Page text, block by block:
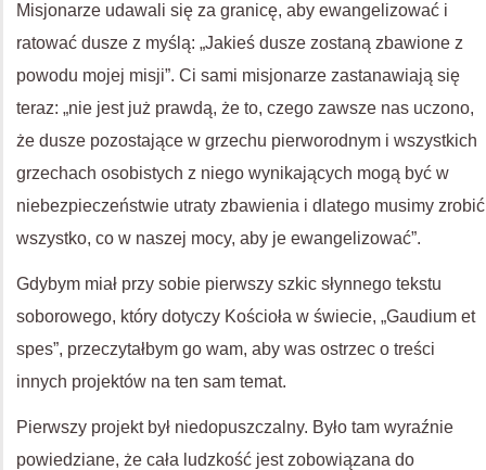
Misjonarze udawali się za granicę, aby ewangelizować i
ratować dusze z myślą: „Jakieś dusze zostaną zbawione z
powodu mojej misji”. Ci sami misjonarze zastanawiają się
teraz: „nie jest już prawdą, że to, czego zawsze nas uczono,
że dusze pozostające w grzechu pierworodnym i wszystkich
grzechach osobistych z niego wynikających mogą być w
niebezpieczeństwie utraty zbawienia i dlatego musimy zrobić
wszystko, co w naszej mocy, aby je ewangelizować”.
Gdybym miał przy sobie pierwszy szkic słynnego tekstu
soborowego, który dotyczy Kościoła w świecie, „Gaudium et
spes”, przeczytałbym go wam, aby was ostrzec o treści
innych projektów na ten sam temat.
Pierwszy projekt był niedopuszczalny. Było tam wyraźnie
powiedziane, że cała ludzkość jest zobowiązana do